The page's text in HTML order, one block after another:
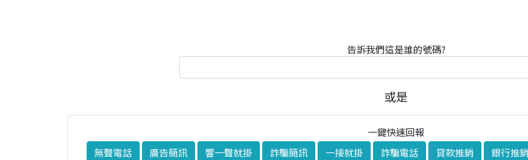
告訴我們這是誰的號碼?
或是
一鍵快速回報
無聲電話
廣告簡訊 響一聲就掛 詐騙簡訊 一接就掛 詐騙電話 貸款推銷
銀行推